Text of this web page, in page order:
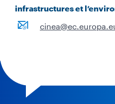
infrastructures et